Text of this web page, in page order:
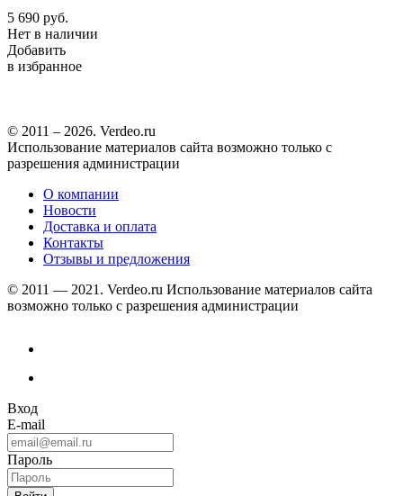
5 690 руб.
Нет в наличии
Добавить
в избранное
© 2011 – 2026. Verdeo.ru
Использование материалов сайта возможно только с
разрешения администрации
О компании
Новости
Доставка и оплата
Контакты
Отзывы и предложения
© 2011 — 2021. Verdeo.ru Использование материалов сайта
возможно только с разрешения администрации
Вход
E-mail
Пароль